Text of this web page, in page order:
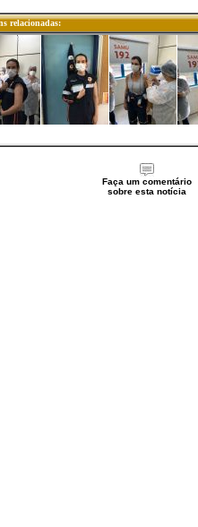
relacionadas:
Faça um comentário
sobre esta notícia